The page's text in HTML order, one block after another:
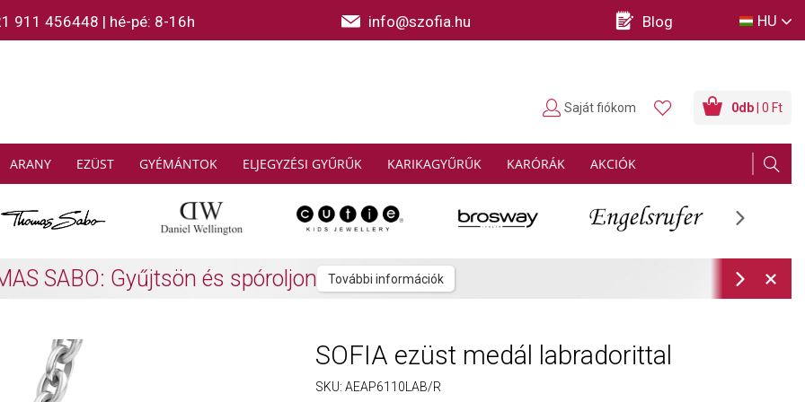
911 456448 | hé-pé: 8-16h info@szofia.hu Blog HU
ARANY EZÜST GYÉMÁNTOK ELJEGYZÉSI GYŰRŰK KARIKAGYŰRŰK KARÓRÁK AKCIÓK
0db | 0 Ft
Saját fiókom
SOFIA féldrágakő karkötő vásárlása esetén
SOFIA ezüst medál labradorittal
SKU: AEAP6110LAB/R